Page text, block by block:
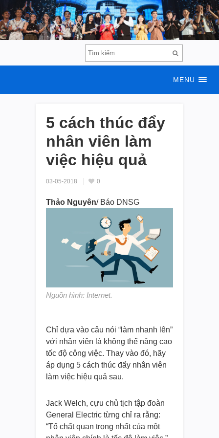
MENU
5 cách thúc đẩy
nhân viên làm
việc hiệu quả
03-05-2018 0
Thảo Nguyên/ Báo DNSG
Nguồn hình: Internet.
Chỉ dựa vào câu nói “làm nhanh lên”
với nhân viên là không thể nâng cao
tốc độ công việc. Thay vào đó, hãy
áp dụng 5 cách thúc đẩy nhân viên
làm việc hiệu quả sau.
Jack Welch, cựu chủ tịch tập đoàn
General Electric từng chỉ ra rằng:
“Tố chất quan trọng nhất của một